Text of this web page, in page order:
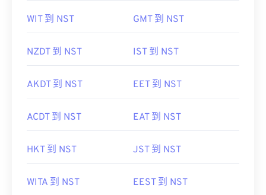
WIT 到 NST GMT 到 NST
NZDT 到 NST IST 到 NST
AKDT 到 NST EET 到 NST
ACDT 到 NST EAT 到 NST
HKT 到 NST JST 到 NST
WITA 到 NST EEST 到 NST